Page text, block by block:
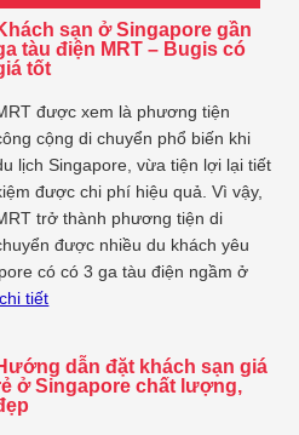
sạn ở Singapore gần
tàu điện MRT – Bugis có
tốt
được xem là phương tiện
cộng di chuyển phổ biến khi
lịch Singapore, vừa tiện lợi lại tiết
được chi phí hiệu quả. Vì vậy,
trở thành phương tiện di
được nhiều du khách yêu
có có 3 ga tàu điện ngầm ở
tiết
dẫn đặt khách sạn giá
ở Singapore chất lượng,